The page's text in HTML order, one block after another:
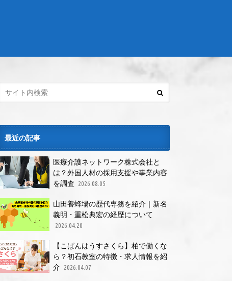
最近の記事
医療介護ネットワーク株式会社と
は？外国人材の採用支援や事業内容
を調査
2026.08.05
山田養蜂場の歴代専務を紹介｜新名
義明・重松典宏の経歴について
2026.04.20
【こぱんはうすさくら】柏で働くな
ら？初石教室の特徴・求人情報を紹
介 2026.04.07